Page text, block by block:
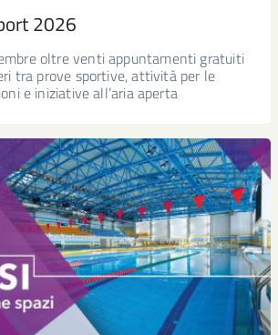
2026
oltre venti appuntamenti gratuiti
tra prove sportive, attività per le
e iniziative all’aria aperta